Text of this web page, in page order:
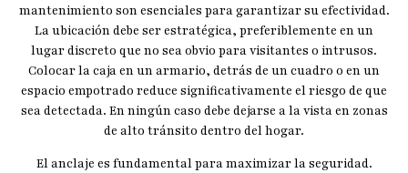
mantenimiento son esenciales para garantizar su efectividad.
La ubicación debe ser estratégica, preferiblemente en un
lugar discreto que no sea obvio para visitantes o intrusos.
Colocar la caja en un armario, detrás de un cuadro o en un
espacio empotrado reduce significativamente el riesgo de que
sea detectada. En ningún caso debe dejarse a la vista en zonas
de alto tránsito dentro del hogar.
El anclaje es fundamental para maximizar la seguridad.